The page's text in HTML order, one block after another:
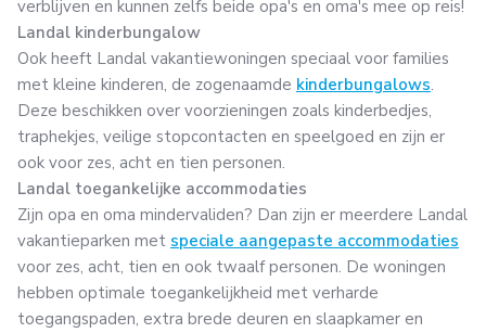
verblijven en kunnen zelfs beide opa's en oma's mee op reis!
Landal kinderbungalow
Ook heeft Landal vakantiewoningen speciaal voor families
met kleine kinderen, de zogenaamde kinderbungalows.
Deze beschikken over voorzieningen zoals kinderbedjes,
traphekjes, veilige stopcontacten en speelgoed en zijn er
ook voor zes, acht en tien personen.
Landal toegankelijke accommodaties
Zijn opa en oma mindervaliden? Dan zijn er meerdere Landal
vakantieparken met speciale aangepaste accommodaties
voor zes, acht, tien en ook twaalf personen. De woningen
hebben optimale toegankelijkheid met verharde
toegangspaden, extra brede deuren en slaapkamer en